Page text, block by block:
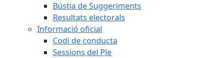
Bústia de Suggeriments
Resultats electorals
Informació oficial
Codi de conducta
Sessions del Ple